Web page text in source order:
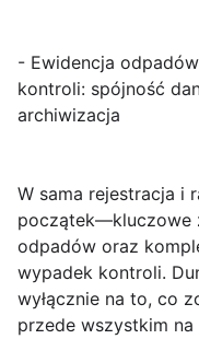
- Ewidencja
kontroli: spójność
archiwizacja
W sama rejestracja i
początek—kluczowe
odpadów oraz
wypadek kontroli.
wyłącznie na to, co
przede wszystkim na